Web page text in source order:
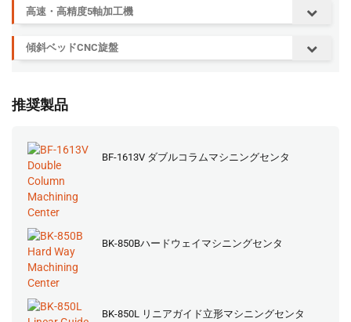
高速・高精度5軸加工機
傾斜ベッドCNC旋盤
推奨製品
BF-1613V ダブルコラムマシニングセンタ
BK-850Bハードウェイマシニングセンタ
BK-850L リニアガイド立形マシニングセンタ